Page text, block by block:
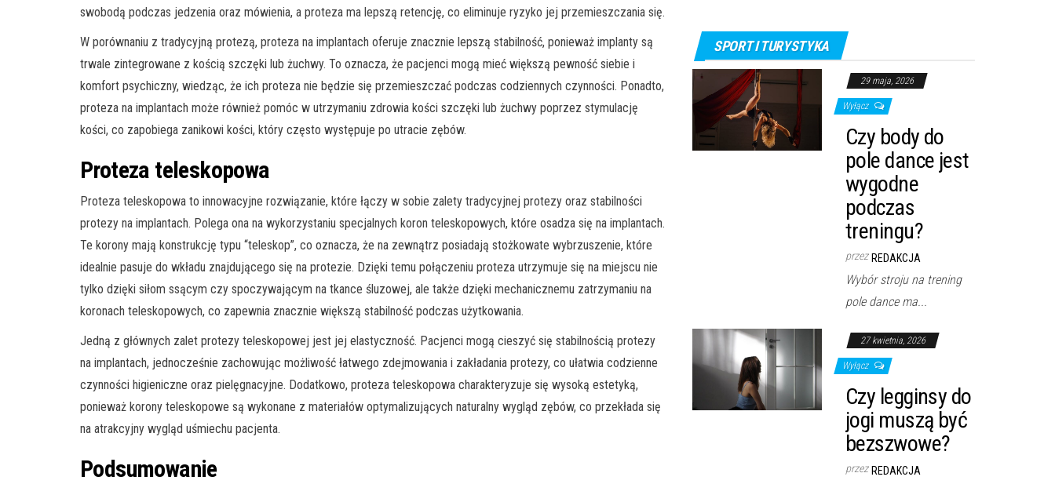
swobodą podczas jedzenia oraz mówienia, a proteza ma lepszą retencję, co eliminuje ryzyko jej przemieszczania się.
W porównaniu z tradycyjną protezą, proteza na implantach oferuje znacznie lepszą stabilność, ponieważ implanty są
trwale zintegrowane z kością szczęki lub żuchwy. To oznacza, że pacjenci mogą mieć większą pewność siebie i
komfort psychiczny, wiedząc, że ich proteza nie będzie się przemieszczać podczas codziennych czynności. Ponadto,
proteza na implantach może również pomóc w utrzymaniu zdrowia kości szczęki lub żuchwy poprzez stymulację
kości, co zapobiega zanikowi kości, który często występuje po utracie zębów.
Proteza teleskopowa
Proteza teleskopowa to innowacyjne rozwiązanie, które łączy w sobie zalety tradycyjnej protezy oraz stabilności
protezy na implantach. Polega ona na wykorzystaniu specjalnych koron teleskopowych, które osadza się na implantach.
Te korony mają konstrukcję typu “teleskop”, co oznacza, że na zewnątrz posiadają stożkowate wybrzuszenie, które
idealnie pasuje do wkładu znajdującego się na protezie. Dzięki temu połączeniu proteza utrzymuje się na miejscu nie
tylko dzięki siłom ssącym czy spoczywającym na tkance śluzowej, ale także dzięki mechanicznemu zatrzymaniu na
koronach teleskopowych, co zapewnia znacznie większą stabilność podczas użytkowania.
Jedną z głównych zalet protezy teleskopowej jest jej elastyczność. Pacjenci mogą cieszyć się stabilnością protezy
na implantach, jednocześnie zachowując możliwość łatwego zdejmowania i zakładania protezy, co ułatwia codzienne
czynności higieniczne oraz pielęgnacyjne. Dodatkowo, proteza teleskopowa charakteryzuje się wysoką estetyką,
ponieważ korony teleskopowe są wykonane z materiałów optymalizujących naturalny wygląd zębów, co przekłada się
na atrakcyjny wygląd uśmiechu pacjenta.
Podsumowanie
SPORT I TURYSTYKA
29 maja, 2026
Wyłącz
Czy body do
pole dance jest
wygodne
podczas
treningu?
przez REDAKCJA
Wybór stroju na trening
pole dance ma...
27 kwietnia, 2026
Wyłącz
Czy legginsy do
jogi muszą być
bezszwowe?
przez REDAKCJA